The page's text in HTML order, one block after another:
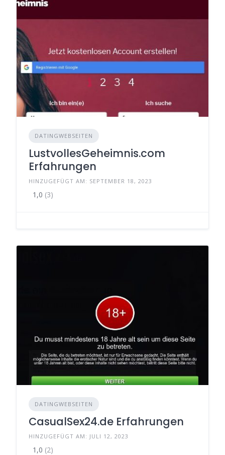
DATINGWEBSEITEN
LustvollesGeheimnis.com
Erfahrungen
HINZUGEFÜGT AM: SEPTEMBER 18, 2023
1,0 (3)
DATINGWEBSEITEN
CasualSex24.de Erfahrungen
HINZUGEFÜGT AM: JULI 12, 2023
1,0 (2)